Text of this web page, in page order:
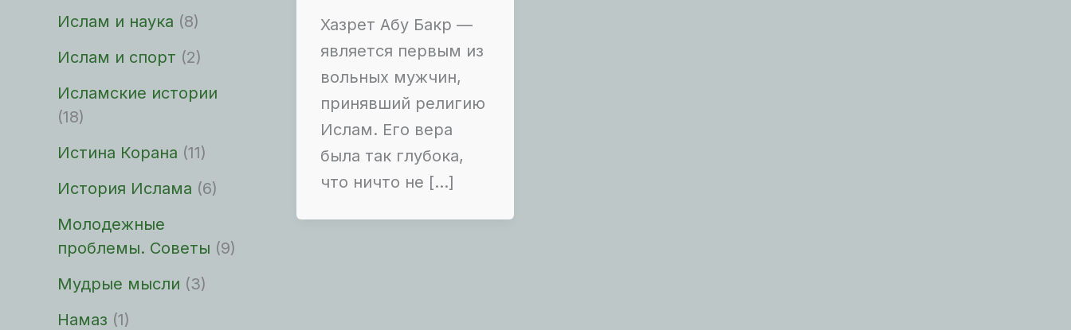
Ислам и наука (8)
Ислам и спорт (2)
Исламские истории
(18)
Истина Корана (11)
История Ислама (6)
Молодежные
проблемы. Советы (9)
Мудрые мысли (3)
Намаз (1)
Хазрет Абу Бакр —
является первым из
вольных мужчин,
принявший религию
Ислам. Его вера
была так глубока,
что ничто не […]